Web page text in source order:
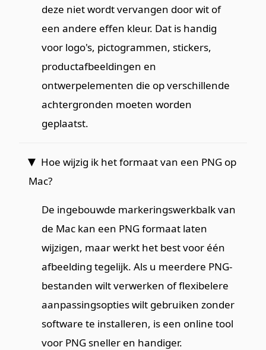
deze niet wordt vervangen door wit of
een andere effen kleur. Dat is handig
voor logo's, pictogrammen, stickers,
productafbeeldingen en
ontwerpelementen die op verschillende
achtergronden moeten worden
geplaatst.
Hoe wijzig ik het formaat van een PNG op
Mac?
De ingebouwde markeringswerkbalk van
de Mac kan een PNG formaat laten
wijzigen, maar werkt het best voor één
afbeelding tegelijk. Als u meerdere PNG-
bestanden wilt verwerken of flexibelere
aanpassingsopties wilt gebruiken zonder
software te installeren, is een online tool
voor PNG sneller en handiger.